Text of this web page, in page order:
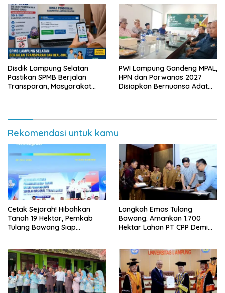
Disdik Lampung Selatan
Pastikan SPMB Berjalan
Transparan, Masyarakat
PWI Lampung Gandeng MPAL,
HPN dan Porwanas 2027
Disiapkan Bernuansa Adat
Rekomendasi untuk kamu
Cetak Sejarah! Hibahkan
Tanah 19 Hektar, Pemkab
Tulang Bawang Siap
Lampung
Langkah Emas Tulang
Bawang: Amankan 1.700
Hektar Lahan PT CPP Demi